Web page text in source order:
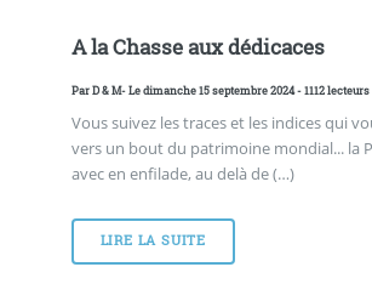
A la Chasse aux dédicaces
ParD & M- Le dimanche 15 septembre 2024 - 1112 lecteurs
Vous suivez les traces et les indices qui
vers un bout du patrimoine mondial... la
avec en enfilade, au delà de (…)
LIRE LA SUITE